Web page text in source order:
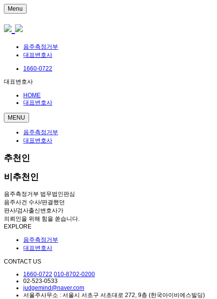
Menu
음주측정거부
대표변호사
1660-0722
대표변호사
HOME
대표변호사
MENU
음주측정거부
대표변호사
추천인
비추천인
음주측정거부 법무법인판심
음주사건 수사/판결했던
판사/검사출신변호사가
의뢰인을 위해 힘을 쏟습니다.
EXPLORE
음주측정거부
대표변호사
CONTACT US
1660-0722 010-8702-0200
02-523-0533
judgemind@naver.com
서울주사무소 : 서울시 서초구 서초대로 272, 9층 (한국아이비에스빌딩)